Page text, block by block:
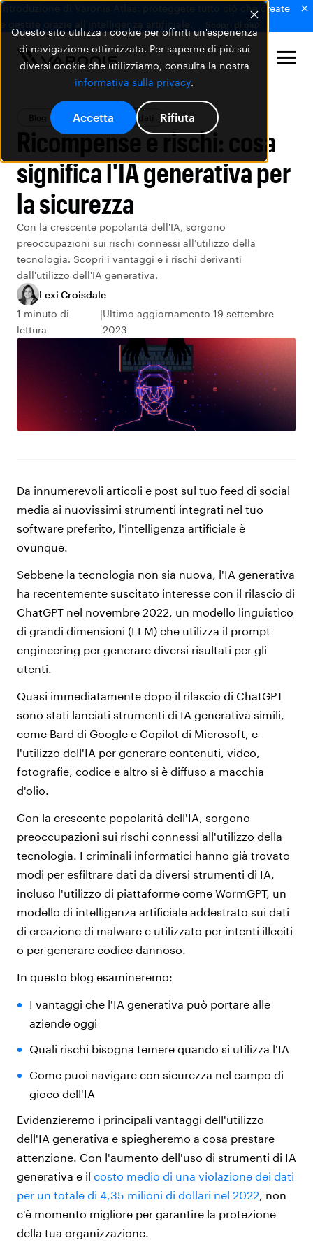
Questo sito utilizza i cookie per offrirti un'esperienza
di navigazione ottimizzata. Per saperne di più sui
diversi cookie che utilizziamo, consulta la nostra
informativa sulla privacy.
Accetta Rifiuta
Introduzione di Varonis Atlas: proteggete tutto ciò che create
e gestite grazie all'intelligenza artificiale.
Scopri di più
Blog La Sicurezza dei dati
Ricompense e rischi: cosa
significa l'IA generativa per
la sicurezza
Con la crescente popolarità dell'IA, sorgono
preoccupazioni sui rischi connessi all’utilizzo della
tecnologia. Scopri i vantaggi e i rischi derivanti
dall'utilizzo dell'IA generativa.
Lexi Croisdale
1 minuto di
lettura
Ultimo aggiornamento 19 settembre
2023
Da innumerevoli articoli e post sul tuo feed di social
media ai nuovissimi strumenti integrati nel tuo
software preferito, l'intelligenza artificiale è
ovunque.
Sebbene la tecnologia non sia nuova, l'IA generativa
ha recentemente suscitato interesse con il rilascio di
ChatGPT nel novembre 2022, un modello linguistico
di grandi dimensioni (LLM) che utilizza il prompt
engineering per generare diversi risultati per gli
utenti.
Quasi immediatamente dopo il rilascio di ChatGPT
sono stati lanciati strumenti di IA generativa simili,
come Bard di Google e Copilot di Microsoft, e
l'utilizzo dell'IA per generare contenuti, video,
fotografie, codice e altro si è diffuso a macchia
d'olio.
Con la crescente popolarità dell'IA, sorgono
preoccupazioni sui rischi connessi all'utilizzo della
tecnologia. I criminali informatici hanno già trovato
modi per esfiltrare dati da diversi strumenti di IA,
incluso l'utilizzo di piattaforme come WormGPT, un
modello di intelligenza artificiale addestrato sui dati
di creazione di malware e utilizzato per intenti illeciti
o per generare codice dannoso.
In questo blog esamineremo:
I vantaggi che l'IA generativa può portare alle
aziende oggi
Quali rischi bisogna temere quando si utilizza l'IA
Come puoi navigare con sicurezza nel campo di
gioco dell'IA
Evidenzieremo i principali vantaggi dell'utilizzo
dell'IA generativa e spiegheremo a cosa prestare
attenzione. Con l'aumento dell'uso di strumenti di IA
generativa e il costo medio di una violazione dei dati
per un totale di 4,35 milioni di dollari nel 2022 , non
c'è momento migliore per garantire la protezione
della tua organizzazione.